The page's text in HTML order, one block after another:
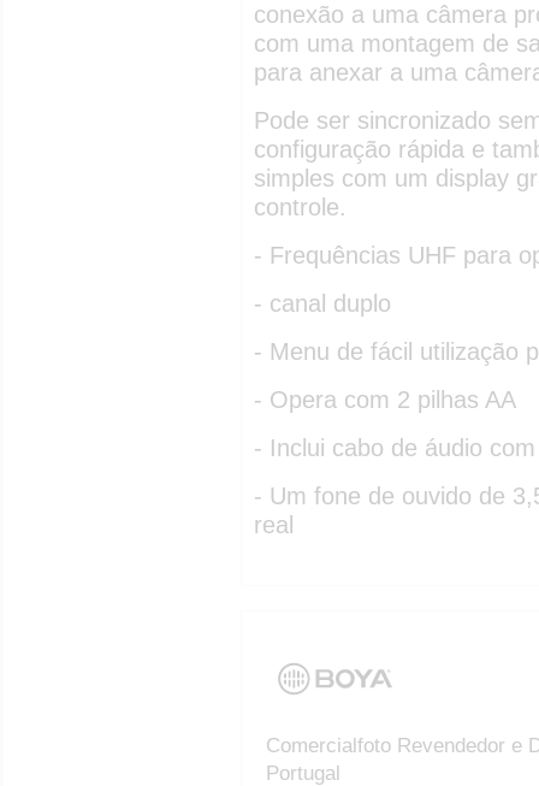
conexão a uma câmera
com uma montagem de
para anexar a uma
Pode ser sincronizado
configuração rápida e
simples com um display
controle.
- Frequências UHF para
- canal duplo
- Menu de fácil utilização
- Opera com 2 pilhas AA
- Inclui cabo de áudio
- Um fone de ouvido de
real
Comercialfoto Revendedor e
Portugal